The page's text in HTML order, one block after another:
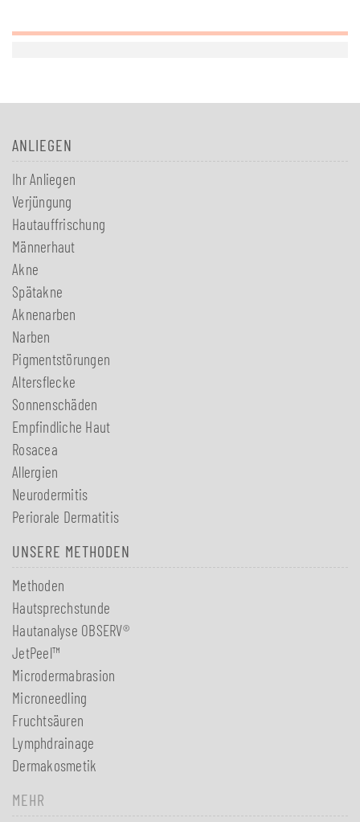
ANLIEGEN
Ihr Anliegen
Verjüngung
Hautauffrischung
Männerhaut
Akne
Spätakne
Aknenarben
Narben
Pigmentstörungen
Altersflecke
Sonnenschäden
Empfindliche Haut
Rosacea
Allergien
Neurodermitis
Periorale Dermatitis
UNSERE METHODEN
Methoden
Hautsprechstunde
Hautanalyse OBSERV®
JetPeel™
Microdermabrasion
Microneedling
Fruchtsäuren
Lymphdrainage
Dermakosmetik
MEHR